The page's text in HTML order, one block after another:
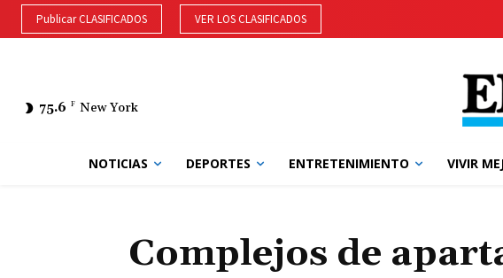
Publicar CLASIFICADOS VER LOS CLASIFICADOS
75.6 F New York
NOTICIAS DEPORTES ENTRETENIMIENTO VIVIR
Complejos de